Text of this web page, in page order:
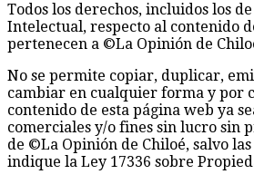
Todos los derechos, incluidos los
Intelectual, respecto al contenido
pertenecen a ©La Opinión de
No se permite copiar, duplicar,
cambiar en cualquier forma y por
contenido de esta página web ya
comerciales y/o fines sin lucro sin
de ©La Opinión de Chiloé, salvo
indique la Ley 17336 sobre